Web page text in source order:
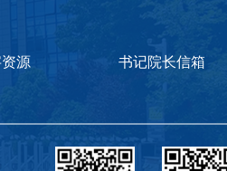
源 书记院长信箱